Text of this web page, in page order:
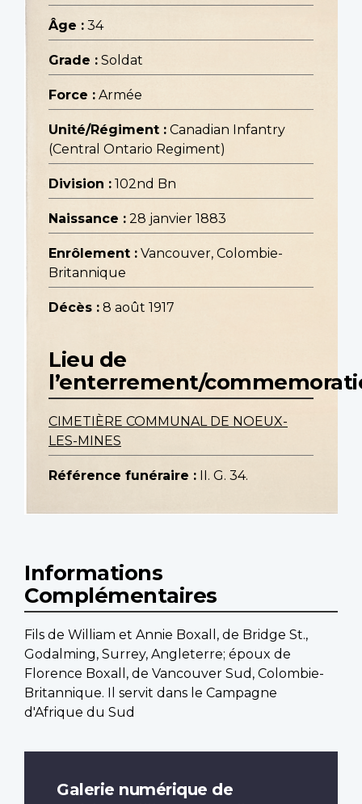
Âge : 34
Grade : Soldat
Force : Armée
Unité/Régiment : Canadian Infantry
(Central Ontario Regiment)
Division : 102nd Bn
Naissance : 28 janvier 1883
Enrôlement : Vancouver, Colombie-
Britannique
Décès : 8 août 1917
Lieu de
l’enterrement/
CIMETIÈRE COMMUNAL DE NOEUX-
LES-MINES
Référence funéraire : II. G. 34.
Informations
Complémentaires
Fils de William et Annie Boxall, de Bridge St.,
Godalming, Surrey, Angleterre; époux de
Florence Boxall, de Vancouver Sud, Colombie-
Britannique. Il servit dans le Campagne
d'Afrique du Sud
Galerie numérique de